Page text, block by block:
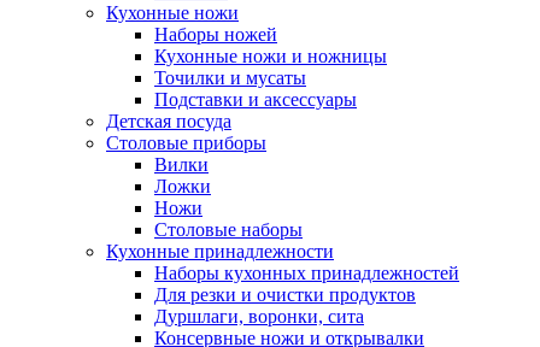
Кухонные ножи
Наборы ножей
Кухонные ножи и ножницы
Точилки и мусаты
Подставки и аксессуары
Детская посуда
Столовые приборы
Вилки
Ложки
Ножи
Столовые наборы
Кухонные принадлежности
Наборы кухонных принадлежностей
Для резки и очистки продуктов
Дуршлаги, воронки, сита
Консервные ножи и открывалки